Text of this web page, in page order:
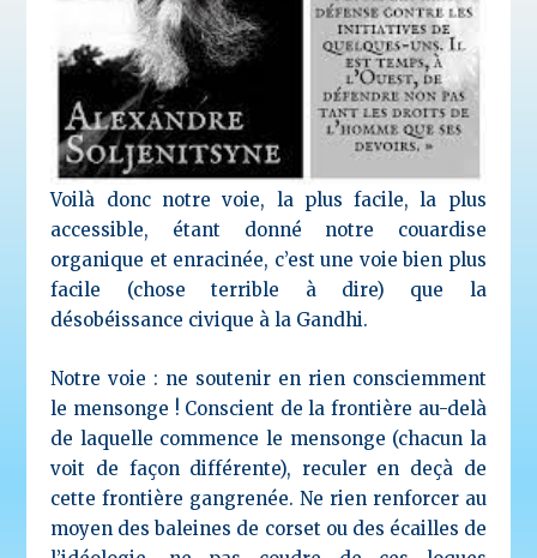
Voilà donc notre voie, la plus facile, la plus
accessible, étant donné notre couardise
organique et enracinée, c’est une voie bien plus
facile (chose terrible à dire) que la
désobéissance civique à la Gandhi.
Notre voie : ne soutenir en rien consciemment
le mensonge ! Conscient de la frontière au-delà
de laquelle commence le mensonge (chacun la
voit de façon différente), reculer en deçà de
cette frontière gangrenée. Ne rien renforcer au
moyen des baleines de corset ou des écailles de